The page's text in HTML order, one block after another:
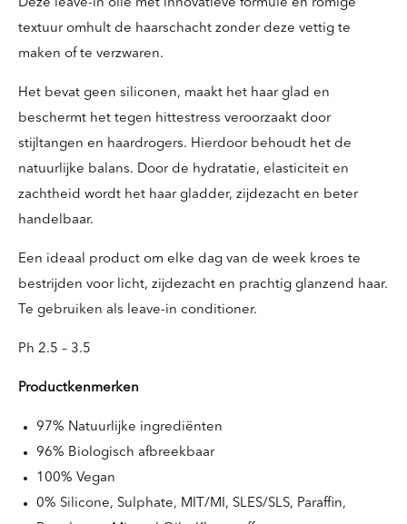
Deze leave-in olie met innovatieve formule en romige
textuur omhult de haarschacht zonder deze vettig te
maken of te verzwaren.
Het bevat geen siliconen, maakt het haar glad en
beschermt het tegen hittestress veroorzaakt door
stijltangen en haardrogers. Hierdoor behoudt het de
natuurlijke balans. Door de hydratatie, elasticiteit en
zachtheid wordt het haar gladder, zijdezacht en beter
handelbaar.
Een ideaal product om elke dag van de week kroes te
bestrijden voor licht, zijdezacht en prachtig glanzend haar.
Te gebruiken als leave-in conditioner.
Ph 2.5 – 3.5
Productkenmerken
97% Natuurlijke ingrediënten
96% Biologisch afbreekbaar
100% Vegan
0% Silicone, Sulphate, MIT/MI, SLES/SLS, Paraffin,